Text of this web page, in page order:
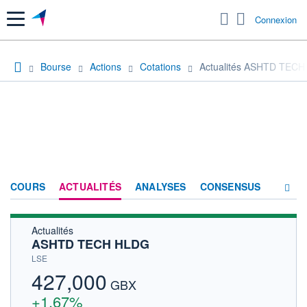
Menu Connexion
Bourse Actions Cotations Actualités ASHTD
COURS ACTUALITÉS ANALYSES CONSENSUS
Actualités
ASHTD TECH HLDG
LSE
427,000 GBX
+1,67%